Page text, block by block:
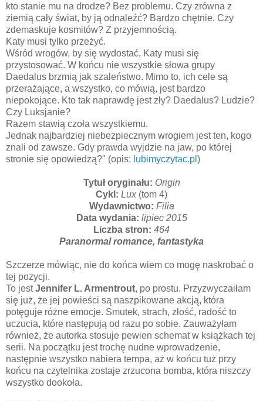
kto stanie mu na drodze? Bez problemu. Czy zrówna z
ziemią cały świat, by ją odnaleźć? Bardzo chętnie. Czy
zdemaskuje kosmitów? Z przyjemnością.
Katy musi tylko przeżyć.
Wśród wrogów, by się wydostać, Katy musi się
przystosować. W końcu nie wszystkie słowa grupy
Daedalus brzmią jak szaleństwo. Mimo to, ich cele są
przerażające, a wszystko, co mówią, jest bardzo
niepokojące. Kto tak naprawdę jest zły? Daedalus? Ludzie?
Czy Luksjanie?
Razem stawią czoła wszystkiemu.
Jednak najbardziej niebezpiecznym wrogiem jest ten, kogo
znali od zawsze. Gdy prawda wyjdzie na jaw, po której
stronie się opowiedzą?" (opis: lubimyczytac.pl )
Tytuł oryginału: Origin
Cykl: Lux (tom 4)
Wydawnictwo: Filia
Data wydania: lipiec 2015
Liczba stron: 464
Paranormal romance, fantastyka
Szczerze mówiąc, nie do końca wiem co mogę naskrobać o
tej pozycji.
To jestJennifer L. Armentrout, po prostu. Przyzwyczaiłam
się już, że jej powieści są naszpikowane akcją, która
potęguje różne emocje. Smutek, strach, złość, radość to
uczucia, które następują od razu po sobie. Zauważyłam
również, że autorka stosuje pewien schemat w książkach tej
serii. Na początku jest trochę nudne wprowadzenie,
następnie wszystko nabiera tempa, aż w końcu tuż przy
końcu na czytelnika zostaje zrzucona bomba, która niszczy
wszystko dookoła.